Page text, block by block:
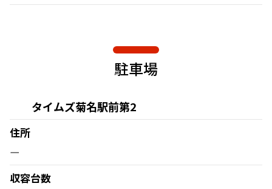
駐車場
タイムズ菊名駅前第2
住所
ー
収容台数